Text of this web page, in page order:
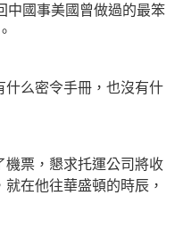
國事美國曾做過的最笨
么密令手冊，也沒有什
票，懇求托運公司將收
在他往華盛頓的時辰，